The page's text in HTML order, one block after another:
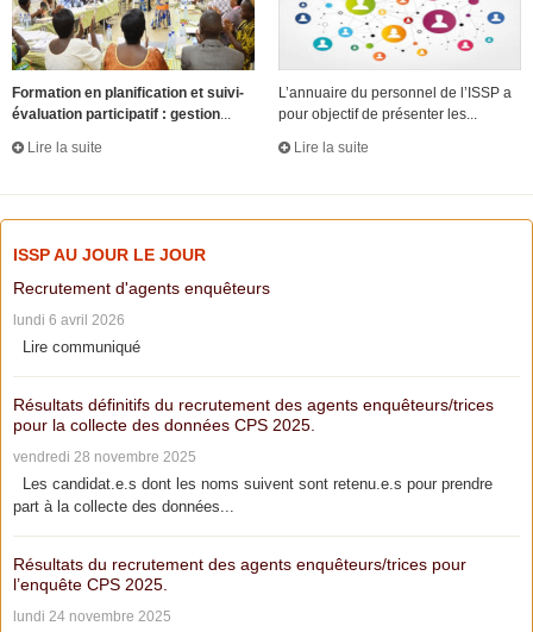
Formation en planification et suivi-
évaluation participatif : gestion...
Lire la suite
L’annuaire du personnel de l’ISSP a
pour objectif de présenter les...
Lire la suite
ISSP AU JOUR LE JOUR
Recrutement d'agents enquêteurs
lundi 6 avril 2026
Lire communiqué
Résultats définitifs du recrutement des agents enquêteurs/trices
pour la collecte des données CPS 2025.
vendredi 28 novembre 2025
Les candidat.e.s dont les noms suivent sont retenu.e.s pour prendre
part à la collecte des données...
Résultats du recrutement des agents enquêteurs/trices pour
l’enquête CPS 2025.
lundi 24 novembre 2025